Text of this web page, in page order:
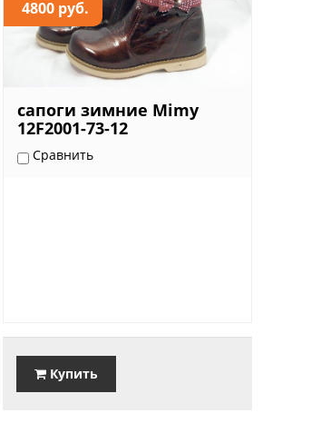
4800 руб.
сапоги зимние Mimy
12F2001-73-12
Сравнить
Купить